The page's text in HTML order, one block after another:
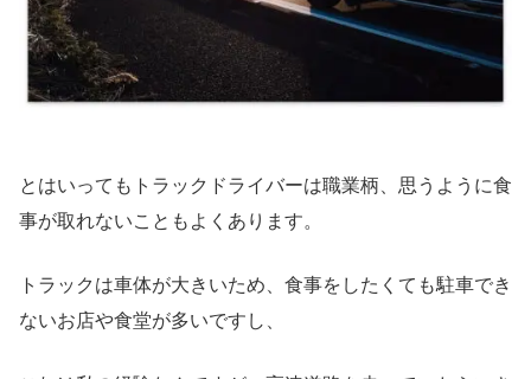
とはいってもトラックドライバーは職業柄、思うように食
事が取れないこともよくあります。
トラックは車体が大きいため、食事をしたくても駐車でき
ないお店や食堂が多いですし、